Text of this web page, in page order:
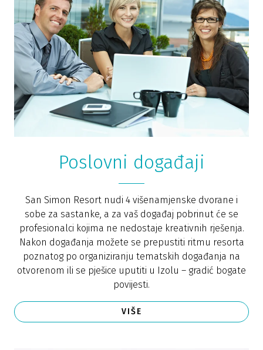
Poslovni događaji
San Simon Resort nudi 4 višenamjenske dvorane i
sobe za sastanke, a za vaš događaj pobrinut će se
profesionalci kojima ne nedostaje kreativnih rješenja.
Nakon događanja možete se prepustiti ritmu resorta
poznatog po organiziranju tematskih događanja na
otvorenom ili se pješice uputiti u Izolu – gradić bogate
povijesti.
VIŠE